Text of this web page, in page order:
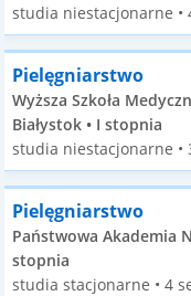
studia niestacjonarne •
Pielęgniarstwo
Wyższa Szkoła
Białystok • I stopnia
studia niestacjonarne •
Pielęgniarstwo
Państwowa Akademia
stopnia
studia stacjonarne • 4